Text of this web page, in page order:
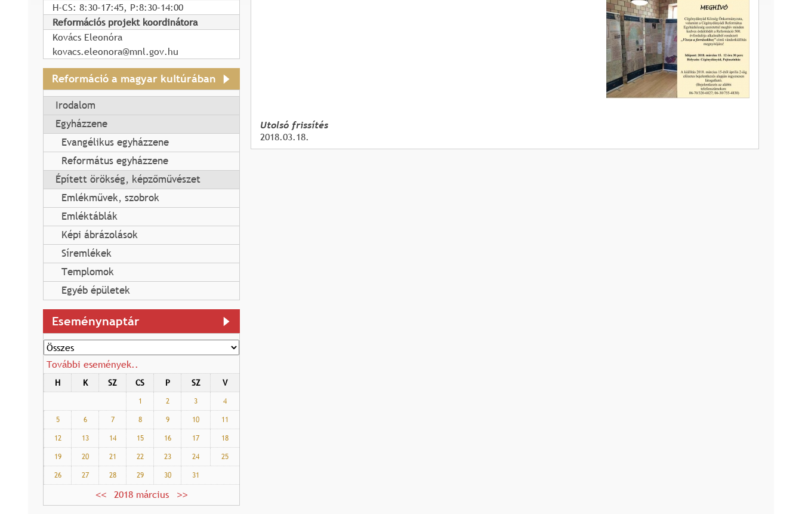
H-CS: 8:30–17:45, P:8:30–14:00
Reformációs projekt koordinátora
Kovács Eleonóra
kovacs.eleonora@mnl.gov.hu
Reformáció a magyar kultúrában
Irodalom
Egyházzene
Evangélikus egyházzene
Református egyházzene
Épített örökség, képzőművészet
Emlékművek, szobrok
Emléktáblák
Képi ábrázolások
Síremlékek
Templomok
Egyéb épületek
Eseménynaptár
További események..
H K SZ CS P SZ
V
1
2 3
4
5
6 7 8 9 10
11
12
13 14 15 16 17
18
19
20 21 22 23 24
25
26
27 28 29 30 31
2018 március
Utolsó frissítés
2018.03.18.